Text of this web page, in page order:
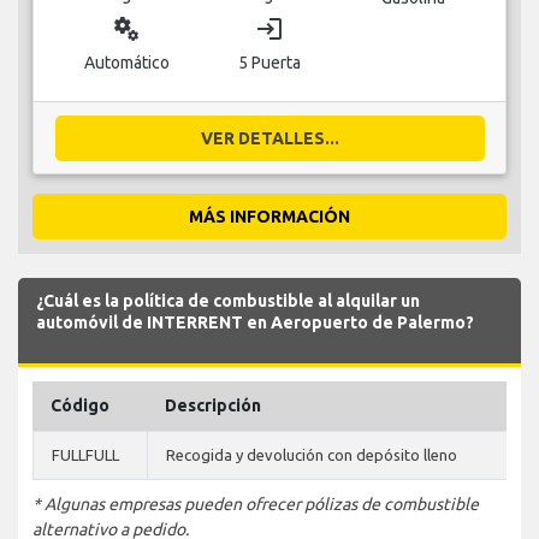
miscellaneous_services
Automático
login
5 Puerta
VER DETALLES...
MÁS INFORMACIÓN
¿Cuál es la política de combustible al alquilar un
automóvil de INTERRENT en Aeropuerto de Palermo?
Código Descripción
FULLFULL Recogida y devolución con depósito lleno
* Algunas empresas pueden ofrecer pólizas de combustible
alternativo a pedido.